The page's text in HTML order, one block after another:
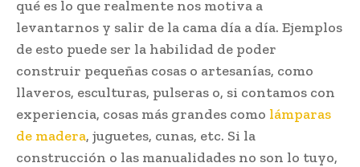
qué es lo que realmente nos motiva a
levantarnos y salir de la cama día a día. Ejemplos
de esto puede ser la habilidad de poder
construir pequeñas cosas o artesanías, como
llaveros, esculturas, pulseras o, si contamos con
experiencia, cosas más grandes como lámparas
de madera, juguetes, cunas, etc. Si la
construcción o las manualidades no son lo tuyo,